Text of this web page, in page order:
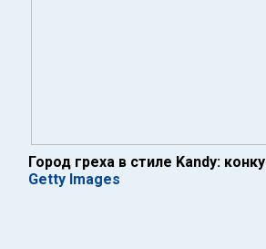
Город греха в стиле Kandy:
Getty Images